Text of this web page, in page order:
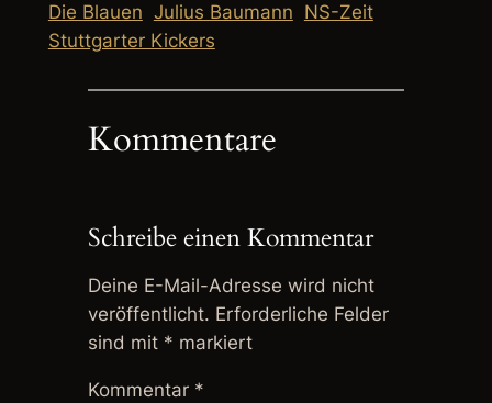
Die Blauen Julius Baumann NS-Zeit
Stuttgarter Kickers
Kommentare
Schreibe einen Kommentar
Deine E-Mail-Adresse wird nicht
veröffentlicht. Erforderliche Felder
sind mit * markiert
Kommentar *